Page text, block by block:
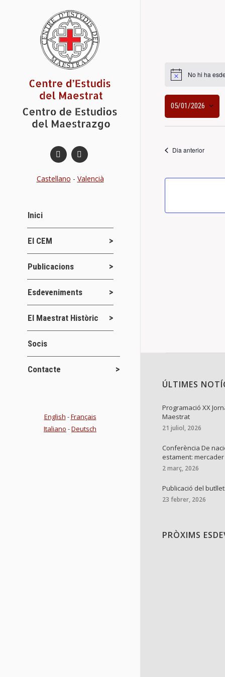
Castellano - Valencià
Inici
El CEM
Publicacions
Esdeveniments
El Maestrat Històric
Socis
Contacte
English -Français
Italiano -Deutsch
No hi ha
05/01/2026
data.Dia anterior
ÚLTIMES
Programació XX
Maestrat
21 juliol, 2026
Conferència De
estament: mercader
2 març, 2026
Publicació del
23 febrer, 2026
PRÒXIMS